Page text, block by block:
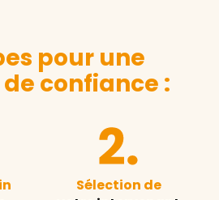
pour une
confiance :
Sélection de